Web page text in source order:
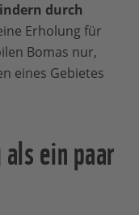
durch
Erholung für
Bomas nur,
eines Gebietes
ein paar